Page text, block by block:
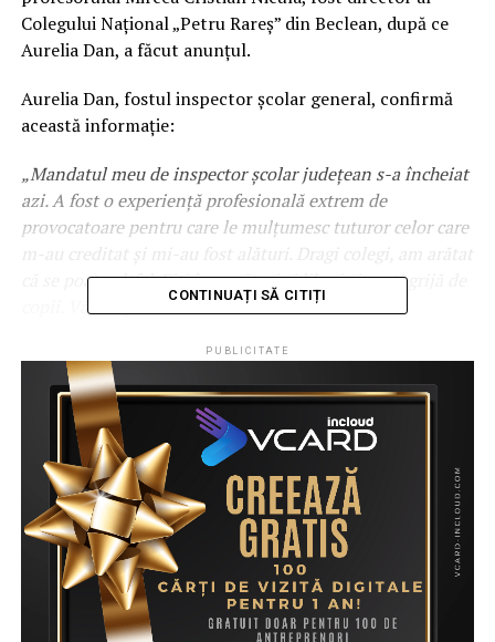
Colegului Național „Petru Rareș” din Beclean, după ce
Aurelia Dan, a făcut anunțul.
Aurelia Dan, fostul inspector școlar general, confirmă
această informație:
„Mandatul meu de inspector școlar județean s-a încheiat
azi. A fost o experiență profesională extrem de
provocatoare pentru care le mulțumesc tuturor celor care
m-au creditat și mi-au fost alături. Dragi colegi, am arătat
că se poate altfel. Fiți încrezători și liberi și aveți grijă de
copii. Vă mulțumesc!”
ALTE ȘTIRI STIRI ULTIMELE STIRI
URMEAZA
Părintele Părăscan Stelian de la Parohia ortodoxă
Livezile s-a stins din viață la vârsta de 50 de ani
NU PIERDE ACESTE ȘTIRI
Se anunță modificări în Parcul „Regele Mihai I”:
instalarea unor aparate de fitness și a unei trambuline
bungee sunt doar câteva exemple
CONTINUAȚI SĂ CITIȚI
PUBLICITATE